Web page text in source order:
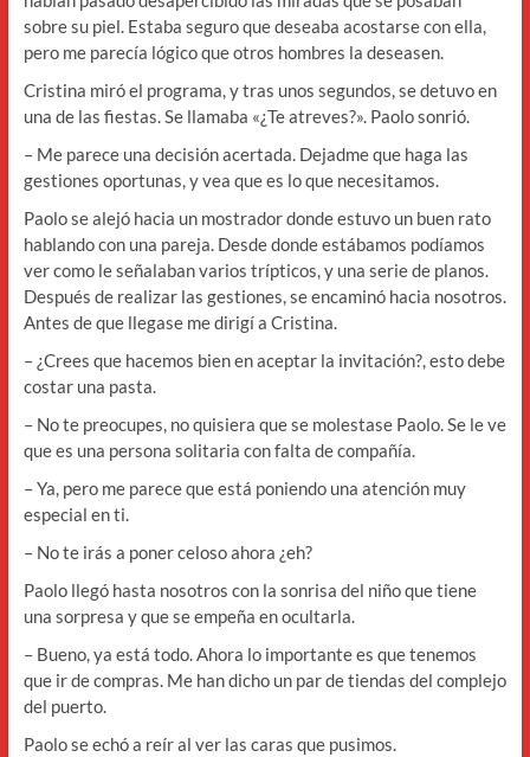
sobre su piel. Estaba seguro que deseaba acostarse con ella,
pero me parecía lógico que otros hombres la deseasen.
Cristina miró el programa, y tras unos segundos, se detuvo en
una de las fiestas. Se llamaba «¿Te atreves?». Paolo sonrió.
– Me parece una decisión acertada. Dejadme que haga las
gestiones oportunas, y vea que es lo que necesitamos.
Paolo se alejó hacia un mostrador donde estuvo un buen rato
hablando con una pareja. Desde donde estábamos podíamos
ver como le señalaban varios trípticos, y una serie de planos.
Después de realizar las gestiones, se encaminó hacia nosotros.
Antes de que llegase me dirigí a Cristina.
– ¿Crees que hacemos bien en aceptar la invitación?, esto debe
costar una pasta.
– No te preocupes, no quisiera que se molestase Paolo. Se le ve
que es una persona solitaria con falta de compañía.
– Ya, pero me parece que está poniendo una atención muy
especial en ti.
– No te irás a poner celoso ahora ¿eh?
Paolo llegó hasta nosotros con la sonrisa del niño que tiene
una sorpresa y que se empeña en ocultarla.
– Bueno, ya está todo. Ahora lo importante es que tenemos
que ir de compras. Me han dicho un par de tiendas del complejo
del puerto.
Paolo se echó a reír al ver las caras que pusimos.